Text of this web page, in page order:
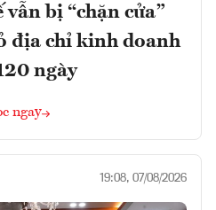
bị “chặn cửa”
địa chỉ kinh doanh
ngày
ngay
19:08, 07/08/2026